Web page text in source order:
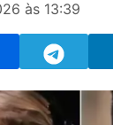
às 13:39